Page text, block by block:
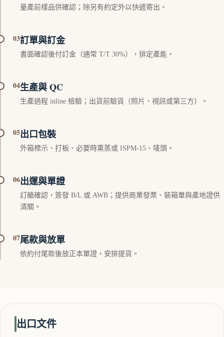
量產前樣品供確認；除另有約定外以快遞寄出。
03訂單與訂金
書面確認後付訂金（通常 T/T 30%），排定產能。
04生產與 QC
生產過程 inline 檢驗；出貨前驗貨（照片、視訊或第三方）。
05出口包裝
外箱標示、打板、必要時熏蒸或 ISPM-15、唛頭。
06出運與單證
訂艙確認，簽發 B/L 或 AWB；提供商業發票、裝箱單與產地證供
清關。
07尾款與放單
依約付尾款後放正本單證，安排提貨。
出口文件